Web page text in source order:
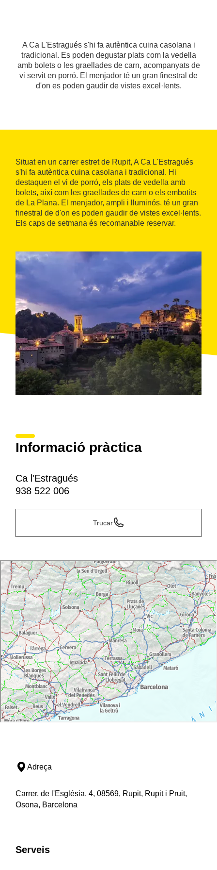
A Ca L'Estragués s'hi fa autèntica cuina casolana i
tradicional. Es poden degustar plats com la vedella
amb bolets o les graellades de carn, acompanyats de
vi servit en porró. El menjador té un gran finestral de
d'on es poden gaudir de vistes excel·lents.
Situat en un carrer estret de Rupit, A Ca L'Estragués
s'hi fa autèntica cuina casolana i tradicional. Hi
destaquen el vi de porró, els plats de vedella amb
bolets, així com les graellades de carn o els embotits
de La Plana. El menjador, ampli i lluminós, té un gran
finestral de d'on es poden gaudir de vistes excel·lents.
Els caps de setmana és recomanable reservar.
Informació pràctica
Ca l'Estragués
938 522 006
Trucar
Adreça
Carrer, de l'Església, 4, 08569, Rupit, Rupit i Pruit,
Osona, Barcelona
Serveis